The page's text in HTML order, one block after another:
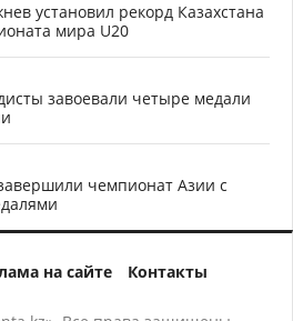
установил рекорд Казахстана
мира U20
завоевали четыре медали
чемпионат Азии с
на сайте Контакты